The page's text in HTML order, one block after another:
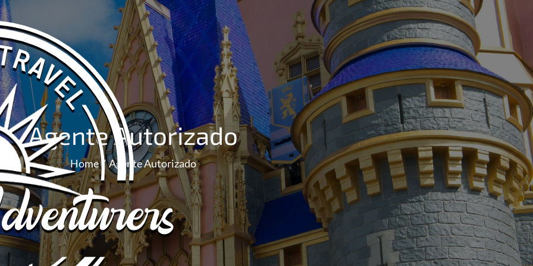
Agente Autorizado
Home Agente Autorizado